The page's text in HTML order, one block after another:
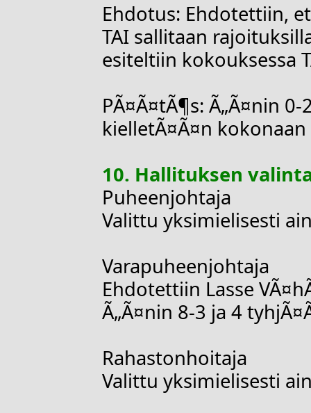
Ehdotus: Ehdotettiin,
TAI sallitaan
esiteltiin kokouksessa
PÃ¤Ã¤tÃ¶s: Ã„Ã¤nin
kielletÃ¤Ã¤n kokonaan
10. Hallituksen
Puheenjohtaja
Valittu yksimielisesti
Varapuheenjohtaja
Ehdotettiin Lasse
Ã„Ã¤nin 8-3 ja 4
Rahastonhoitaja
Valittu yksimielisesti